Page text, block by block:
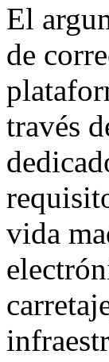
El
de
través
vida